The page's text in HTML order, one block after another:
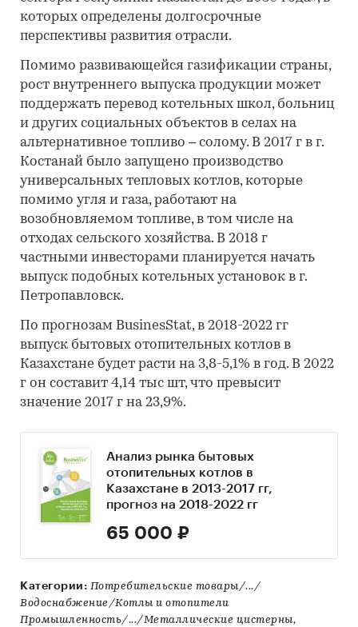
которых определены долгосрочные
перспективы развития отрасли.
Помимо развивающейся газификации страны,
рост внутреннего выпуска продукции может
поддержать перевод котельных школ, больниц
и других социальных объектов в селах на
альтернативное топливо – солому. В 2017 г в г.
Костанай было запущено производство
универсальных тепловых котлов, которые
помимо угля и газа, работают на
возобновляемом топливе, в том числе на
отходах сельского хозяйства. В 2018 г
частными инвесторами планируется начать
выпуск подобных котельных установок в г.
Петропавловск.
По прогнозам BusinesStat, в 2018-2022 гг
выпуск бытовых отопительных котлов в
Казахстане будет расти на 3,8-5,1% в год. В 2022
г он составит 4,14 тыс шт, что превысит
значение 2017 г на 23,9%.
Анализ рынка бытовых
отопительных котлов в
Казахстане в 2013-2017 гг,
прогноз на 2018-2022 гг
65 000 ₽
Категории: Потребительские товары/.../
Водоснабжение/Котлы и отопители
Промышленность/.../Металлические цистерны,